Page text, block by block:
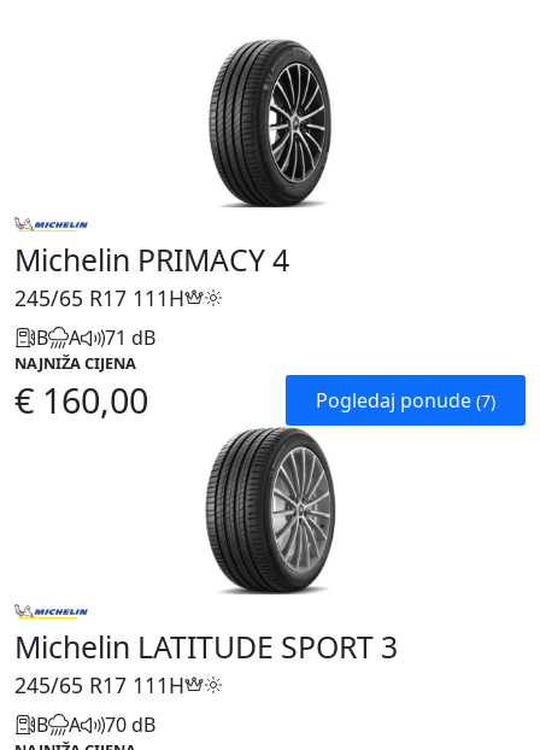
Michelin PRIMACY 4
245/65 R17 111H
B A 71 dB
NAJNIŽA CIJENA
€ 160,00 Pogledaj ponude (7)
Michelin LATITUDE SPORT 3
245/65 R17 111H
B A 70 dB